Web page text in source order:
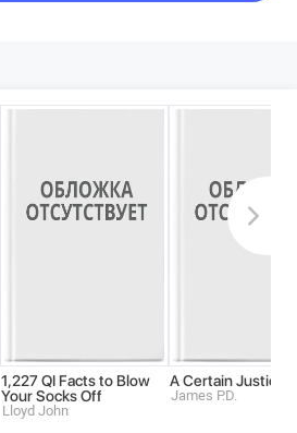
1,227 QI Facts to Blow
Your Socks Off
Lloyd John
A Certain Justice
James P.D.